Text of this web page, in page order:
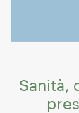
Sanità,